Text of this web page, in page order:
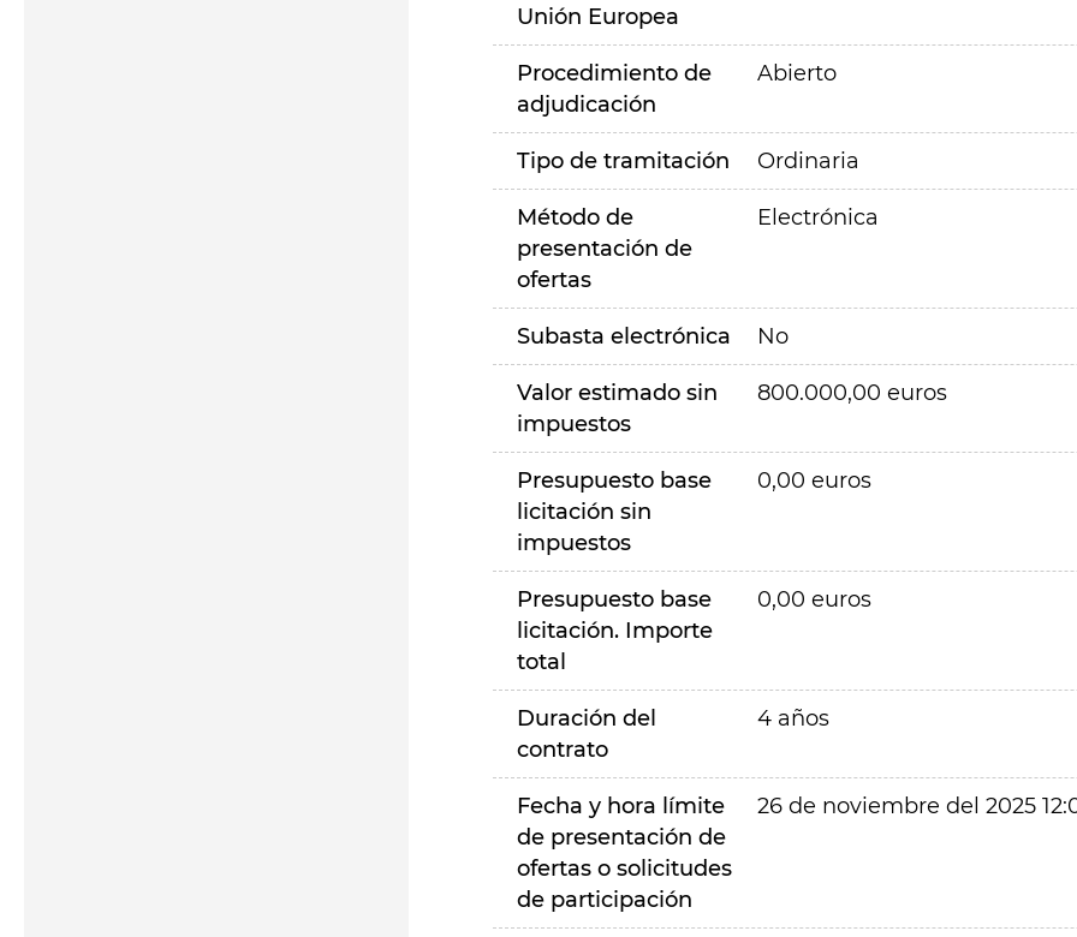
Unión Europea
Procedimiento de
adjudicación
Abierto
Tipo de tramitación Ordinaria
Método de
presentación de
ofertas
Electrónica
Subasta electrónica No
Valor estimado sin
impuestos
800.000,00 euros
Presupuesto base
licitación sin
impuestos
0,00 euros
Presupuesto base
licitación. Importe
total
0,00 euros
Duración del
contrato
4 años
Fecha y hora límite
de presentación de
ofertas o solicitudes
de participación
26 de noviembre del 2025